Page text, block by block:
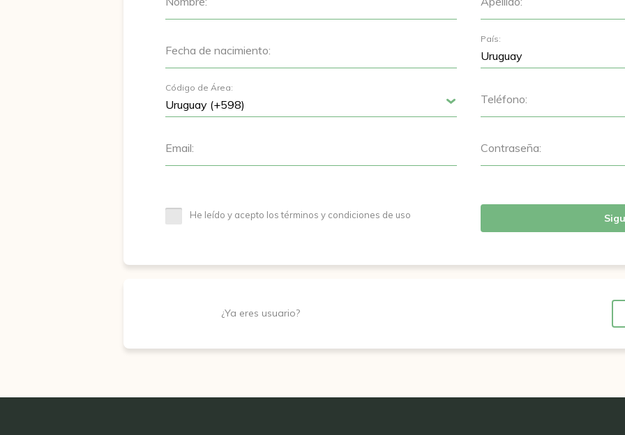
Fecha de nacimiento:
País:
Código de Área:
Teléfono:
Email: Contraseña:
He leído y acepto los términos y condiciones de uso
¿Ya eres usuario?